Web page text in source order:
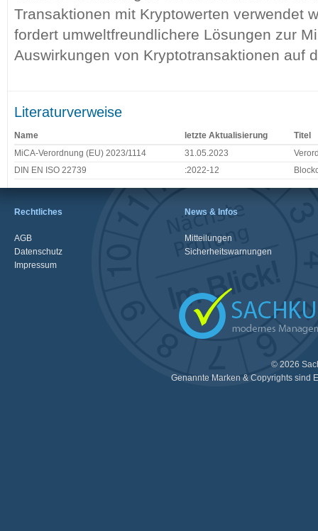
Transaktionen mit Kryptowerten verwendet
fordert umweltfreundlichere Lösungen zur
Auswirkungen von Kryptotransaktionen auf
Literaturverweise
Name letzte Aktualisierung
Titel
MiCA-Verordnung (EU) 2023/1114
31.05.2023
DIN EN ISO 22739
:2022-12
Rechtliches
AGB
Datenschutz
Impressum
News & Infos
Mitteilungen
Sicherheitswarnungen
© 2026
Genannte Marken & Copyrights sind